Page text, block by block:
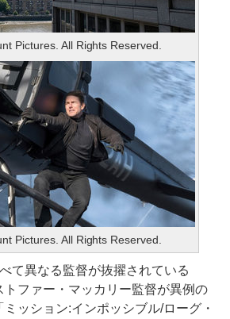
Pictures. All Rights Reserved.
Pictures. All Rights Reserved.
て異なる監督が抜擢されている
トファー・マッカリー監督が異例の
ッション:インポッシブル/ローグ・